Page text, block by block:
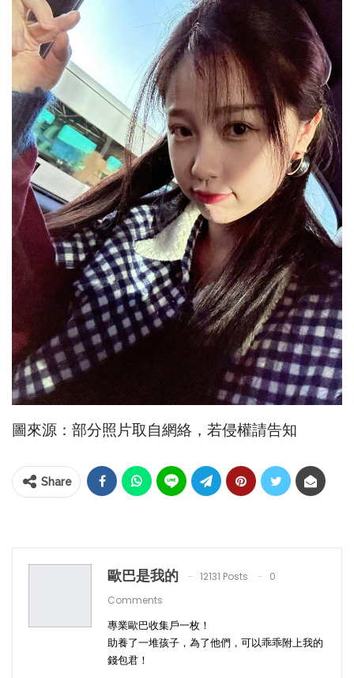
圖來源：部分照片取自網絡，若侵權請告知
Share
歐巴是我的 12131 Posts
0
Comments
專業歐巴收集戶一枚！
助養了一堆孩子，為了他們，可以乖乖附上我的
錢包君！